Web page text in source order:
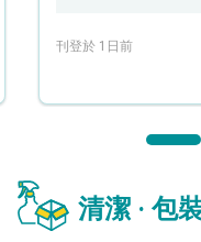
刊登於 1日前
清潔 · 包